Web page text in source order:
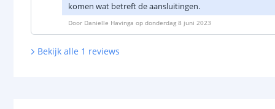
komen wat betreft de aansluitingen.
Door Danielle Havinga op donderdag 8 juni 2023
Bekijk alle 1 reviews